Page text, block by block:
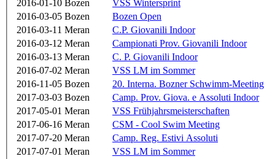
2016-01-10 Bozen
VSS Wintersprint
2016-03-05 Bozen
Bozen Open
2016-03-11 Meran
C.P. Giovanili Indoor
2016-03-12 Meran
Campionati Prov. Giovanili Indoor
2016-03-13 Meran
C. P. Giovanili Indoor
2016-07-02 Meran
VSS LM im Sommer
2016-11-05 Bozen
20. Interna. Bozner Schwimm-Meeting
2017-03-03 Bozen
Camp. Prov. Giova. e Assoluti Indoor
2017-05-01 Meran
VSS Frühjahrsmeisterschaften
2017-06-16 Meran
CSM - Cool Swim Meeting
2017-07-20 Meran
Camp. Reg. Estivi Assoluti
2017-07-01 Meran
VSS LM im Sommer